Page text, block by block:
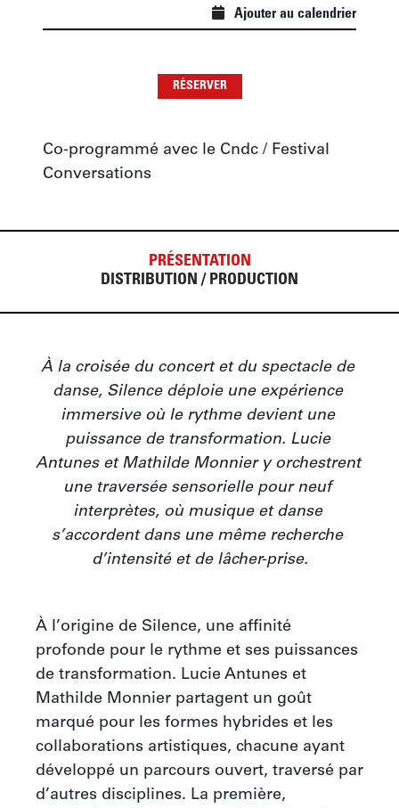
Ajouter au calendrier
RÉSERVER
Co-programmé avec le Cndc / Festival
Conversations
PRÉSENTATION
DISTRIBUTION / PRODUCTION
À la croisée du concert et du spectacle de
danse, Silence déploie une expérience
immersive où le rythme devient une
puissance de transformation. Lucie
Antunes et Mathilde Monnier y orchestrent
une traversée sensorielle pour neuf
interprètes, où musique et danse
s’accordent dans une même recherche
d’intensité et de lâcher-prise.
À l’origine de Silence, une affinité
profonde pour le rythme et ses puissances
de transformation. Lucie Antunes et
Mathilde Monnier partagent un goût
marqué pour les formes hybrides et les
collaborations artistiques, chacune ayant
développé un parcours ouvert, traversé par
d’autres disciplines. La première,